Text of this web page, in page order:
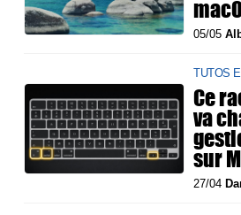
05/05
TUTOS
Ce
va
sur
27/04